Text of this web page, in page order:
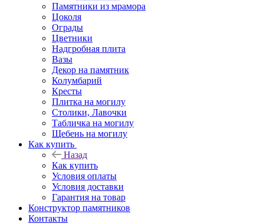
Памятники из мрамора
Цоколя
Ограды
Цветники
Надгробная плита
Вазы
Декор на памятник
Колумбарий
Кресты
Плитка на могилу
Столики, Лавочки
Табличка на могилу
Щебень на могилу
Как купить
Назад
Как купить
Условия оплаты
Условия доставки
Гарантия на товар
Конструктор памятников
Контакты